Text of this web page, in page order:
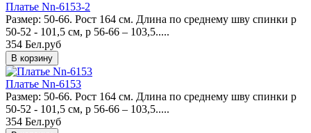
Платье Nn-6153-2
Размер: 50-66. Рост 164 см. Длина по среднему шву спинки р
50-52 - 101,5 см, р 56-66 – 103,5.....
354 Бел.руб
Платье Nn-6153
Размер: 50-66. Рост 164 см. Длина по среднему шву спинки р
50-52 - 101,5 см, р 56-66 – 103,5.....
354 Бел.руб